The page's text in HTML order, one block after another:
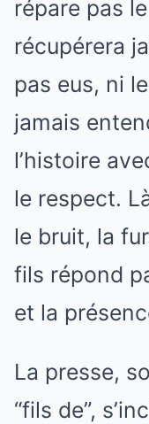
répare pas
récupérera
pas eus, ni
jamais
l’histoire
le respect.
le bruit, la
fils répond
et la
La presse,
“fils de”,